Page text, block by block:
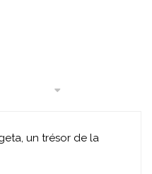
un trésor de la